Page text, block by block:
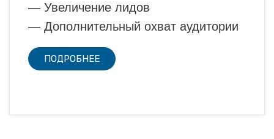
— Увеличение лидов
— Дополнительный охват аудитории
ПОДРОБНЕЕ